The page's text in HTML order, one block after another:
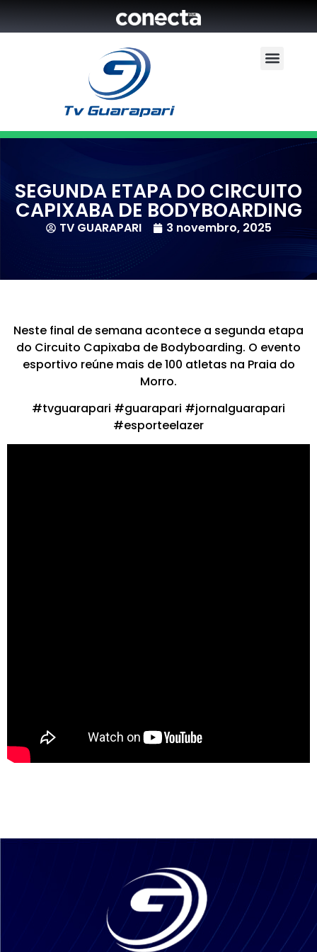
SEGUNDA ETAPA DO CIRCUITO
CAPIXABA DE BODYBOARDING
TV GUARAPARI 3 novembro, 2025
Neste final de semana acontece a segunda etapa
do Circuito Capixaba de Bodyboarding. O evento
esportivo reúne mais de 100 atletas na Praia do
Morro.
#tvguarapari #guarapari #jornalguarapari
#esporteelazer